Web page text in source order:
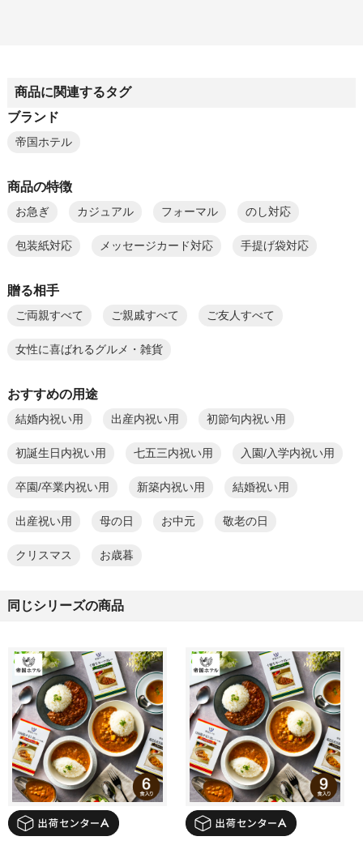
商品に関連するタグ
ブランド
帝国ホテル
商品の特徴
お急ぎ カジュアル フォーマル のし対応
包装紙対応 メッセージカード対応 手提げ袋対応
贈る相手
ご両親すべて ご親戚すべて ご友人すべて
女性に喜ばれるグルメ・雑貨
おすすめの用途
結婚内祝い用 出産内祝い用 初節句内祝い用
初誕生日内祝い用 七五三内祝い用 入園/入学内祝い用
卒園/卒業内祝い用 新築内祝い用 結婚祝い用
出産祝い用 母の日 お中元 敬老の日
クリスマス お歳暮
同じシリーズの商品